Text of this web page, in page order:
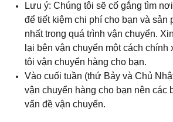
Lưu ý: Chúng tôi sẽ cố gắng tìm
để tiết kiệm chi phí cho bạn và sản
nhất trong quá trình vận chuyển.
lại bên vận chuyển một cách
tôi vận chuyển hàng cho bạn.
Vào cuối tuần (thứ Bảy và Chủ
vận chuyển hàng cho bạn nên các
vấn đề vận chuyển.